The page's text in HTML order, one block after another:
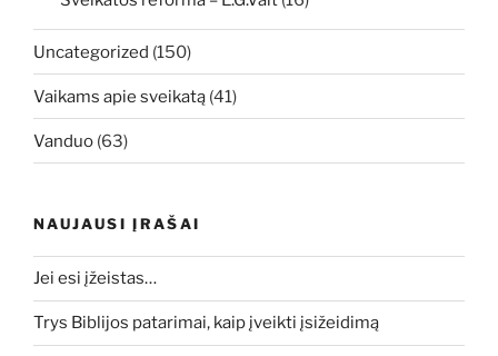
Uncategorized (150)
Vaikams apie sveikatą (41)
Vanduo (63)
NAUJAUSI ĮRAŠAI
Jei esi įžeistas…
Trys Biblijos patarimai, kaip įveikti įsižeidimą